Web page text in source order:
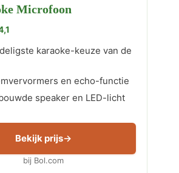
Microfoon
karaoke-keuze van de
en echo-functie
speaker en LED-licht
Bekijk prijs
bij Bol.com